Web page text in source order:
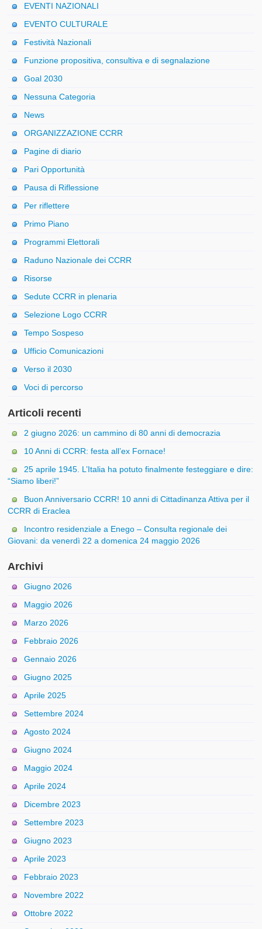
EVENTI NAZIONALI
EVENTO CULTURALE
Festività Nazionali
Funzione propositiva, consultiva e di segnalazione
Goal 2030
Nessuna Categoria
News
ORGANIZZAZIONE CCRR
Pagine di diario
Pari Opportunità
Pausa di Riflessione
Per riflettere
Primo Piano
Programmi Elettorali
Raduno Nazionale dei CCRR
Risorse
Sedute CCRR in plenaria
Selezione Logo CCRR
Tempo Sospeso
Ufficio Comunicazioni
Verso il 2030
Voci di percorso
Articoli recenti
2 giugno 2026: un cammino di 80 anni di democrazia
10 Anni di CCRR: festa all’ex Fornace!
25 aprile 1945. L’Italia ha potuto finalmente festeggiare e dire:
“Siamo liberi!”
Buon Anniversario CCRR! 10 anni di Cittadinanza Attiva per il
CCRR di Eraclea
Incontro residenziale a Enego – Consulta regionale dei
Giovani: da venerdì 22 a domenica 24 maggio 2026
Archivi
Giugno 2026
Maggio 2026
Marzo 2026
Febbraio 2026
Gennaio 2026
Giugno 2025
Aprile 2025
Settembre 2024
Agosto 2024
Giugno 2024
Maggio 2024
Aprile 2024
Dicembre 2023
Settembre 2023
Giugno 2023
Aprile 2023
Febbraio 2023
Novembre 2022
Ottobre 2022